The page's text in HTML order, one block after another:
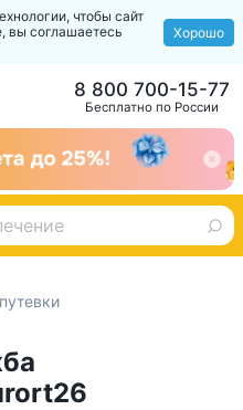
чтобы сайт
вы соглашаетесь
Хорошо
Бесплатно по России
8 800 700-15-77